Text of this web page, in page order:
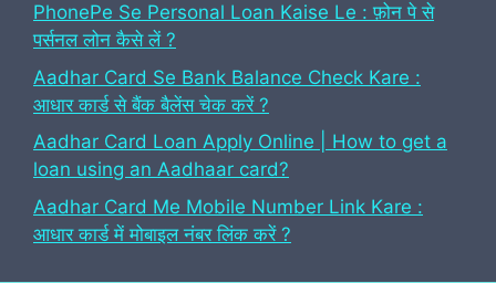
PhonePe Se Personal Loan Kaise Le : फ़ोन पे से
पर्सनल लोन कैसे लें ?
Aadhar Card Se Bank Balance Check Kare :
आधार कार्ड से बैंक बैलेंस चेक करें ?
Aadhar Card Loan Apply Online | How to get a
loan using an Aadhaar card?
Aadhar Card Me Mobile Number Link Kare :
आधार कार्ड में मोबाइल नंबर लिंक करें ?